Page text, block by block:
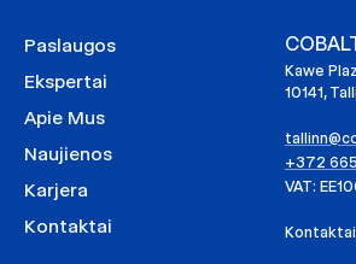
Paslaugos
Ekspertai
Apie Mus
Naujienos
Karjera
Kontaktai
Kawe
10141,
+372
VAT: